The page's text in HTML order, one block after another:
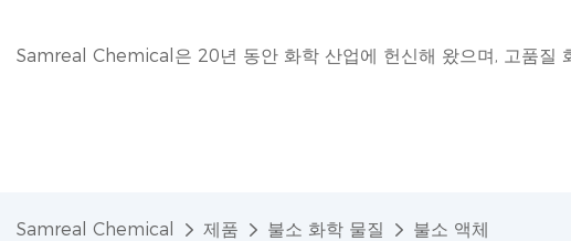
Samreal Chemical은 20년 동안 화학 산업에 헌신해 왔으며, 고품질
Samreal Chemical 제품 불소 화학 물질
불소 액체